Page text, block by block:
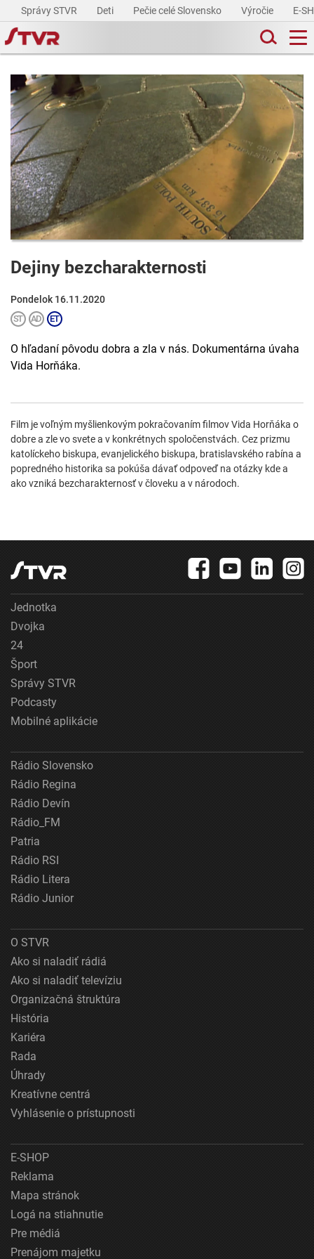
Správy STVR Deti Pečie celé Slovensko Výročie E-
Dejiny bezcharakternosti
Pondelok 16.11.2020
O hľadaní pôvodu dobra a zla v nás. Dokumentárna úvaha
Vida Horňáka.
Film je voľným myšlienkovým pokračovaním filmov Vida Horňáka o
dobre a zle vo svete a v konkrétnych spoločenstvách. Cez prizmu
katolíckeho biskupa, evanjelického biskupa, bratislavského rabína a
popredného historika sa pokúša dávať odpoveď na otázky kde a
ako vzniká bezcharakternosť v človeku a v národoch.
Jednotka
Dvojka
24
Šport
Správy STVR
Podcasty
Mobilné aplikácie
Rádio Slovensko
Rádio Regina
Rádio Devín
Rádio_FM
Patria
Rádio RSI
Rádio Litera
Rádio Junior
O STVR
Ako si naladiť rádiá
Ako si naladiť televíziu
Organizačná štruktúra
História
Kariéra
Rada
Úhrady
Kreatívne centrá
Vyhlásenie o prístupnosti
E-SHOP
Reklama
Mapa stránok
Logá na stiahnutie
Pre médiá
Prenájom majetku